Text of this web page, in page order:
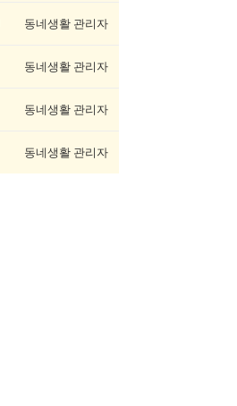
동네생활 관리자
동네생활 관리자
동네생활 관리자
동네생활 관리자